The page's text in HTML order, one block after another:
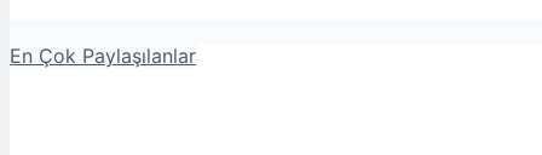
En Çok Paylaşılanlar